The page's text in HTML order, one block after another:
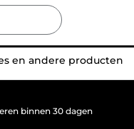
en andere producten
binnen 30 dagen